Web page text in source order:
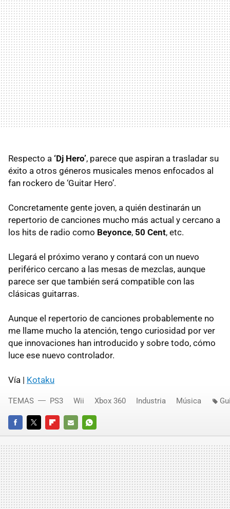
Respecto a ‘Dj Hero’, parece que aspiran a trasladar su
éxito a otros géneros musicales menos enfocados al
fan rockero de ‘Guitar Hero’.
Concretamente gente joven, a quién destinarán un
repertorio de canciones mucho más actual y cercano a
los hits de radio como Beyonce, 50 Cent, etc.
Llegará el próximo verano y contará con un nuevo
periférico cercano a las mesas de mezclas, aunque
parece ser que también será compatible con las
clásicas guitarras.
Aunque el repertorio de canciones probablemente no
me llame mucho la atención, tengo curiosidad por ver
que innovaciones han introducido y sobre todo, cómo
luce ese nuevo controlador.
Vía | Kotaku
FACEBOOKTWITTERFLIPBOARD
E-
MAIL
WHATSAPP
TEMAS PS3 Wii Xbox 360 Industria Música